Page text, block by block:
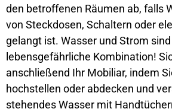
den betroffenen Räumen ab, falls
von Steckdosen, Schaltern oder
gelangt ist. Wasser und Strom
lebensgefährliche Kombination!
anschließend Ihr Mobiliar, indem
hochstellen oder abdecken und
stehendes Wasser mit